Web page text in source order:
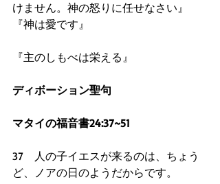
けません。神の怒りに任せなさい』
『神は愛です』
『主のしもべは栄える』
ディボーション聖句
マタイの福音書24:37~51
37　人の子イエスが来るのは、ちょう
ど、ノアの日のようだからです。